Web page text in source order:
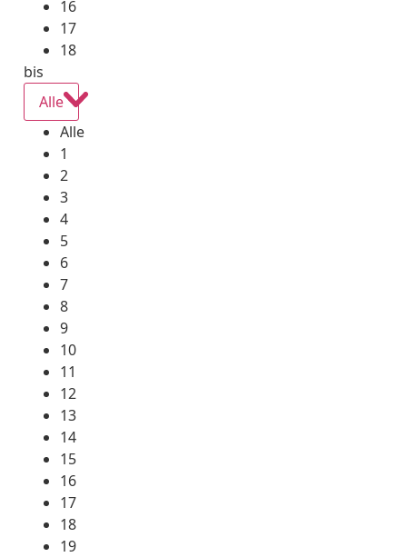
16
17
18
bis
Alle
Alle
1
2
3
4
5
6
7
8
9
10
11
12
13
14
15
16
17
18
19